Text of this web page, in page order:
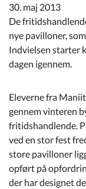
Om
30. maj 2013
De
nye pavilloner,
Indvielsen starter
dagen igennem.
Eleverne fra
gennem vinteren
fritidshandlende.
ved en stor fest
store pavilloner
opført på
der har designet